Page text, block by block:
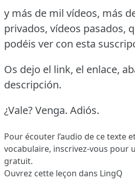
y más de mil vídeos, más
privados, vídeos pasados,
podéis ver con esta
Os dejo el link, el enlace,
descripción.
¿Vale? Venga. Adiós.
Pour écouter l’audio de ce texte
vocabulaire, inscrivez-vous pour
gratuit.
Ouvrez cette leçon dans LingQ